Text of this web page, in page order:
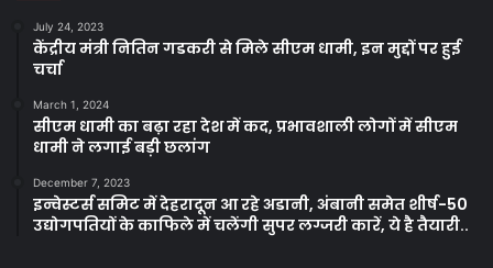
July 24, 2023
केंद्रीय मंत्री नितिन गडकरी से मिले सीएम धामी, इन मुद्दों पर हुई
चर्चा
March 1, 2024
सीएम धामी का बढ़ा रहा देश में कद, प्रभावशाली लोगों में सीएम
धामी ने लगाई बड़ी छलांग
December 7, 2023
इन्वेस्टर्स समिट में देहरादून आ रहे अडानी, अंबानी समेत शीर्ष-50
उद्योगपतियों के काफिले में चलेंगी सुपर लग्जरी कारें, ये है तैयारी..